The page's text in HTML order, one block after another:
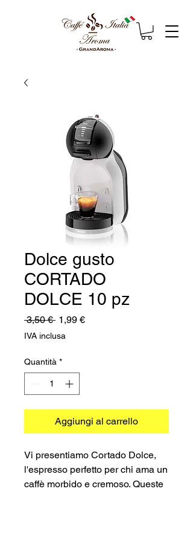
Dolce gusto
CORTADO
DOLCE 10 pz
3,50 € Prezzo
1,99 €Prezzo
IVA inclusa
Quantità *
Aggiungi al carrello
Vi presentiamo Cortado Dolce,
l'espresso perfetto per chi ama un
caffè morbido e cremoso. Queste